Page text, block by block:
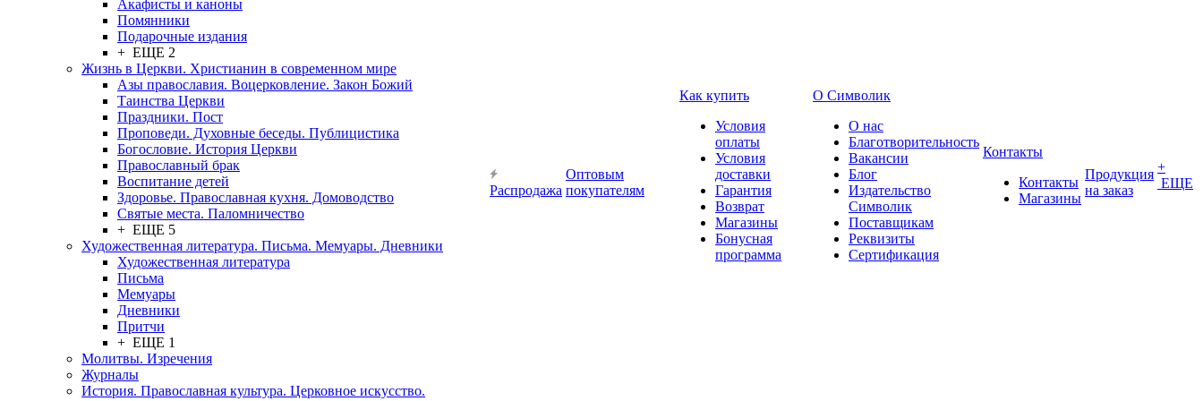
Акафисты и каноны
Помянники
Подарочные издания
+ ЕЩЕ 2
Жизнь в Церкви. Христианин в современном мире
Азы православия. Воцерковление. Закон Божий
Таинства Церкви
Праздники. Пост
Проповеди. Духовные беседы. Публицистика
Богословие. История Церкви
Православный брак
Воспитание детей
Здоровье. Православная кухня. Домоводство
Святые места. Паломничество
+ ЕЩЕ 5
Художественная литература. Письма. Мемуары. Дневники
Художественная литература
Письма
Мемуары
Дневники
Притчи
+ ЕЩЕ 1
Молитвы. Изречения
Журналы
История. Православная культура. Церковное искусство.
Распродажа
Оптовым
покупателям
Как купить
Условия
оплаты
Условия
доставки
Гарантия
Возврат
Магазины
Бонусная
программа
О Символик
О нас
Благотворительность
Вакансии
Блог
Издательство
Символик
Поставщикам
Реквизиты
Сертификация
Контакты
Контакты
Магазины
Продукция
на заказ
+
ЕЩЕ